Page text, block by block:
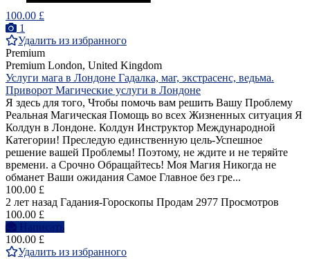
100.00 £
1
Удалить из избранного
Premium
Premium London, United Kingdom
Услуги мага в Лондоне Гадалка, маг, экстрасенс, ведьма.
Приворот Магические услуги в Лондоне
Я здесь для того, Чтобы помочь вам решить Вашу Проблему
Реальная Магическая Помощь во всех Жизненных ситуация Я
Колдун в Лондоне. Колдун Инструктор Международной
Категории! Преследую единственную цель-Успешное
решение вашей Проблемы! Поэтому, не ждите и не теряйте
времени. а Срочно Обращайтесь! Моя Магия Никогда не
обманет Ваши ожидания Самое Главное без гре...
100.00 £
2 лет назад Гадания-Гороскопы Продам 2977 Просмотров
100.00 £
Написать
100.00 £
Удалить из избранного